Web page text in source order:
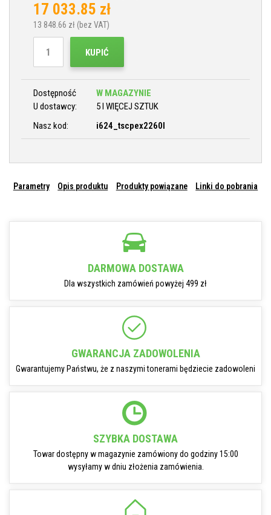
17 033.85 zł
13 848.66 zł (bez VAT)
KUPIĆ
Dostępność
W MAGAZYNIE
U dostawcy:
5 I WIĘCEJ SZTUK
Nasz kod:
i624_tscpex2260l
Parametry Opis produktu Produkty powiązane Linki do pobrania
DARMOWA DOSTAWA
Dla wszystkich zamówień powyżej 499 zł
GWARANCJA ZADOWOLENIA
Gwarantujemy Państwu, że z naszymi tonerami będziecie zadowoleni
SZYBKA DOSTAWA
Towar dostępny w magazynie zamówiony do godziny 15:00
wysyłamy w dniu złożenia zamówienia.